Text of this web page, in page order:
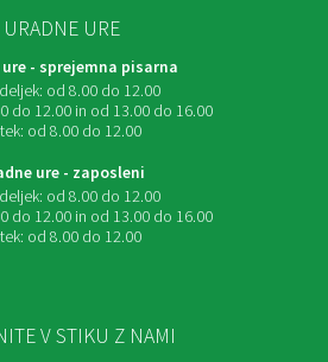
URADNE URE
ure - sprejemna pisarna
od 8.00 do 12.00
do 12.00 in od 13.00 do 16.00
od 8.00 do 12.00
ure - zaposleni
od 8.00 do 12.00
do 12.00 in od 13.00 do 16.00
od 8.00 do 12.00
V STIKU Z NAMI